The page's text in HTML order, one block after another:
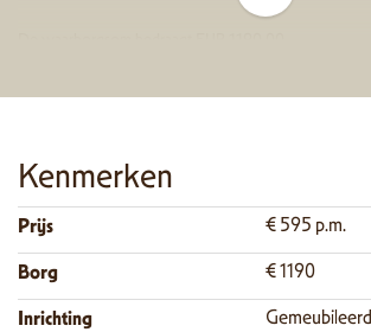
Kenmerken
Prijs € 595 p.m.
Borg € 1190
Inrichting Gemeubileerd